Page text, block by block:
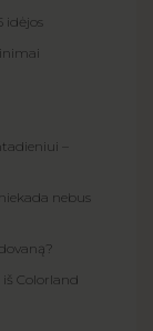
idėjos
–
nebus
Colorland